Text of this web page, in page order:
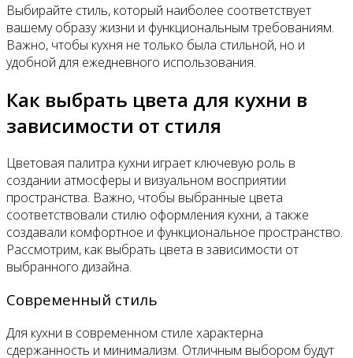
Выбирайте стиль, который наиболее соответствует
вашему образу жизни и функциональным требованиям.
Важно, чтобы кухня не только была стильной, но и
удобной для ежедневного использования.
Как выбрать цвета для кухни в
зависимости от стиля
Цветовая палитра кухни играет ключевую роль в
создании атмосферы и визуальном восприятии
пространства. Важно, чтобы выбранные цвета
соответствовали стилю оформления кухни, а также
создавали комфортное и функциональное пространство.
Рассмотрим, как выбрать цвета в зависимости от
выбранного дизайна.
Современный стиль
Для кухни в современном стиле характерна
сдержанность и минимализм. Отличным выбором будут